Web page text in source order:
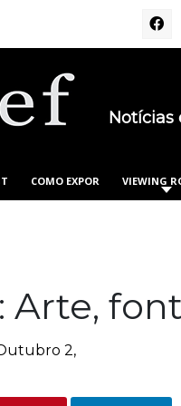
Notícias
COMO EXPOR VIEWING
2,